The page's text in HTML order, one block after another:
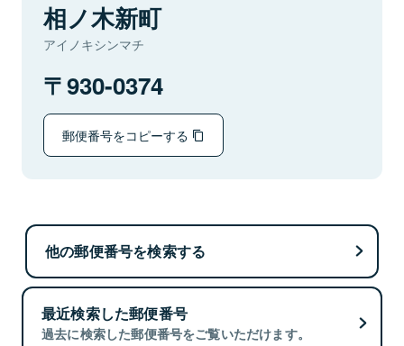
相ノ木新町
アイノキシンマチ
930-0374
郵便番号をコピーする
他の郵便番号を検索する
最近検索した郵便番号
過去に検索した郵便番号をご覧いただけます。